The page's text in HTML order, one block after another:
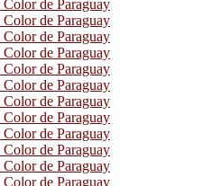
de Paraguay
de Paraguay
de Paraguay
de Paraguay
de Paraguay
de Paraguay
de Paraguay
de Paraguay
de Paraguay
de Paraguay
de Paraguay
de Paraguay